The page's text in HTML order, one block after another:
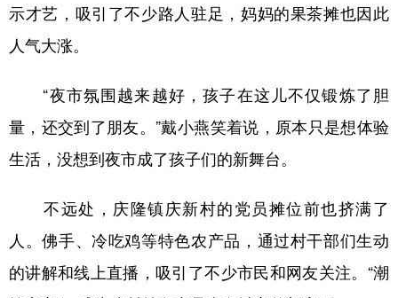
示才艺，吸引了不少路人驻足，妈妈的果茶摊也因此
人气大涨。
“夜市氛围越来越好，孩子在这儿不仅锻炼了胆
量，还交到了朋友。”戴小燕笑着说，原本只是想体验
生活，没想到夜市成了孩子们的新舞台。
不远处，庆隆镇庆新村的党员摊位前也挤满了
人。佛手、冷吃鸡等特色农产品，通过村干部们生动
的讲解和线上直播，吸引了不少市民和网友关注。“潮